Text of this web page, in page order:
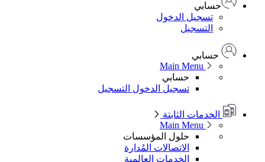
حسابي
تسجيل الدخول
التسجيل
حسابي
حسابي
تسجيل الدخول التسجيل
الخدمات الثابتة
حلول المؤسسات
الاتصالات المُدارة
الخدمات العالمية